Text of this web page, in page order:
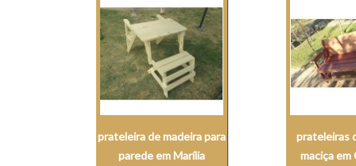
prateleira de madeira para
parede em Marília
prateleiras
maciça em